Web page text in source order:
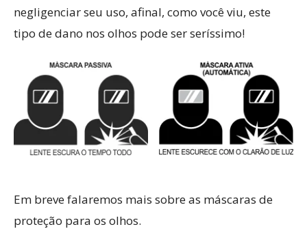
negligenciar seu uso, afinal, como você viu, este
tipo de dano nos olhos pode ser seríssimo!
Em breve falaremos mais sobre as máscaras de
proteção para os olhos.